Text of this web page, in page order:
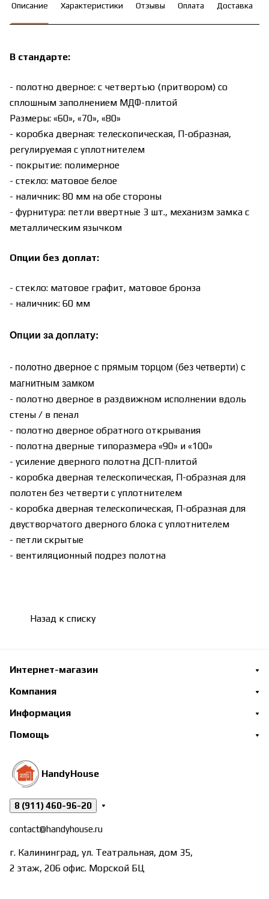
Описание Характеристики Отзывы Оплата Доставка
В стандарте:
- полотно дверное: с четвертью (притвором) со
сплошным заполнением МДФ-плитой
Размеры: «60», «70», «80»
- коробка дверная: телескопическая, П-образная,
регулируемая с уплотнителем
- покрытие: полимерное
- стекло: матовое белое
- наличник: 80 мм на обе стороны
- фурнитура: петли ввертные 3 шт., механизм замка с
металлическим язычком
Опции без доплат:
- стекло: матовое графит, матовое бронза
- наличник: 60 мм
Опции за доплату:
- полотно дверное с прямым торцом (без четверти) с
магнитным замком
- полотно дверное в раздвижном исполнении вдоль
стены / в пенал
- полотно дверное обратного открывания
- полотна дверные типоразмера «90» и «100»
- усиление дверного полотна ДСП-плитой
- коробка дверная телескопическая, П-образная для
полотен без четверти с уплотнителем
- коробка дверная телескопическая, П-образная для
двустворчатого дверного блока с уплотнителем
- петли скрытые
- вентиляционный подрез полотна
Назад к списку
Интернет-магазин
Компания
Информация
Помощь
HandyHouse
8 (911) 460-96-20
contact@handyhouse.ru
г. Калининград, ул. Театральная, дом 35,
2 этаж, 206 офис. Морской БЦ